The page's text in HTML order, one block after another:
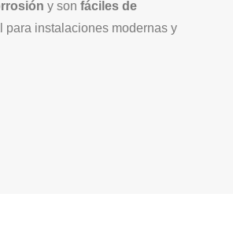
y son fáciles de
para instalaciones modernas y